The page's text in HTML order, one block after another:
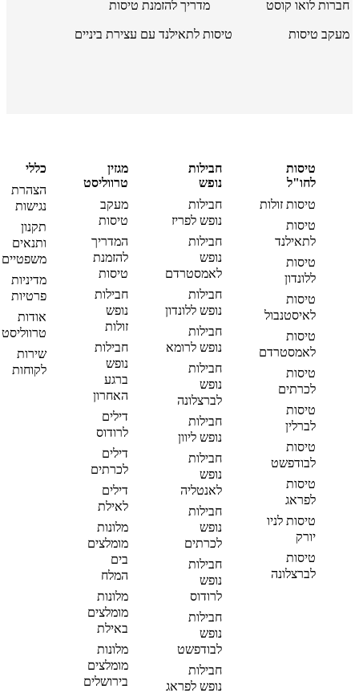
חברות לואו קוסט מדריך להזמנת טיסות
מעקב טיסות טיסות לתאילנד עם עצירת ביניים
טיסות
לחו"ל
טיסות זולות
טיסות
לתאילנד
טיסות
ללונדון
טיסות
לאיסטנבול
טיסות
לאמסטרדם
טיסות
לכרתים
טיסות
לברלין
טיסות
לבודפשט
טיסות
לפראג
טיסות לניו
יורק
טיסות
לברצלונה
חבילות
נופש
חבילות
נופש לפריז
חבילות
נופש
לאמסטרדם
חבילות
נופש ללונדון
חבילות
נופש לרומא
חבילות
נופש
לברצלונה
חבילות
נופש ליוון
חבילות
נופש
לאנטליה
חבילות
נופש
לכרתים
חבילות
נופש
לרודוס
חבילות
נופש
לבודפשט
חבילות
נופש לפראג
מגזין
טרווליסט
מעקב
טיסות
המדריך
להזמנת
טיסות
חבילות
נופש
זולות
חבילות
נופש
ברגע
האחרון
דילים
לרודוס
דילים
לכרתים
דילים
לאילת
מלונות
מומלצים
בים
המלח
מלונות
מומלצים
באילת
מלונות
מומלצים
בירושלים
כללי
הצהרת
נגישות
תקנון
ותנאים
משפטיים
מדיניות
פרטיות
אודות
טרווליסט
שירות
לקוחות